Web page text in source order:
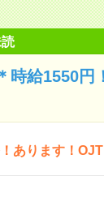
時給1550円
あります！OJT